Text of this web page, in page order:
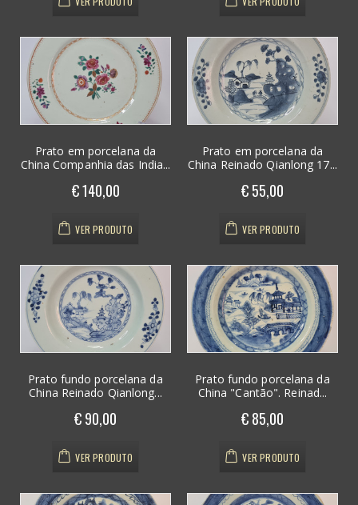
Prato em porcelana da
China Companhia das India...
€ 140,00
VER PRODUTO
Prato em porcelana da
China Reinado Qianlong 17...
€ 55,00
VER PRODUTO
Prato fundo porcelana da
China Reinado Qianlong...
€ 90,00
VER PRODUTO
Prato fundo porcelana da
China "Cantão". Reinad...
€ 85,00
VER PRODUTO